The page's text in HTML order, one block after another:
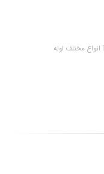
انواع مختلف لوله